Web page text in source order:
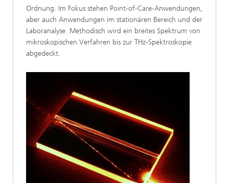
Ordnung. Im Fokus stehen Point-of-Care-Anwendungen,
aber auch Anwendungen im stationären Bereich und der
Laboranalyse. Methodisch wird ein breites Spektrum von
mikroskopischen Verfahren bis zur THz-Spektroskopie
abgedeckt.